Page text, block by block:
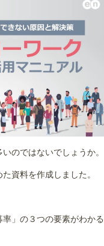
のではないでしょうか。
資料を作成しました。
」の３つの要素がわかる